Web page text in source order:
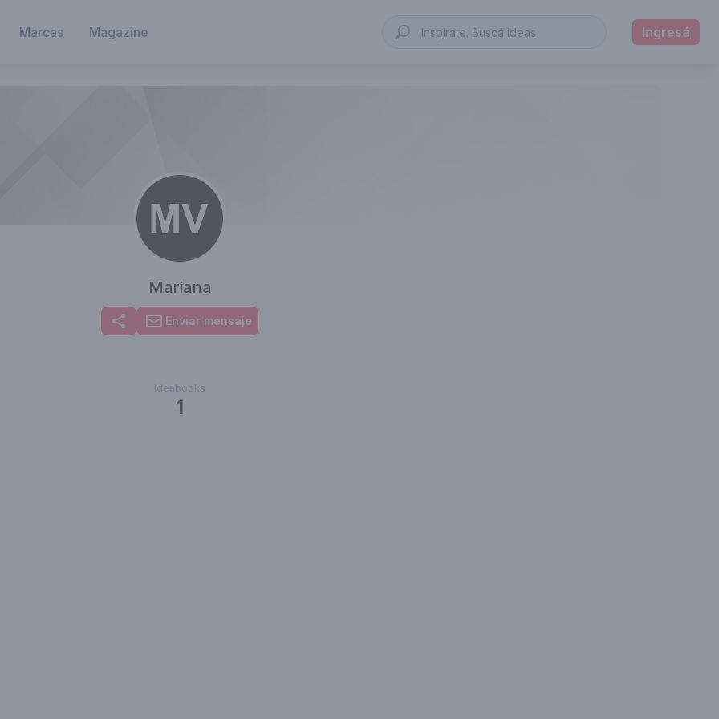
Marcas Magazine Ingresá
Mariana
Enviar mensaje
Ideabooks
1